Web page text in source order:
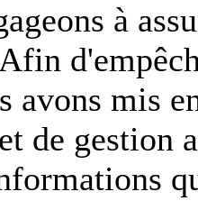
à
avons mis
de gestion